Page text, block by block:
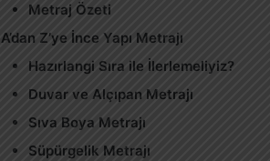
Metraj Özeti
A’dan Z’ye İnce Yapı Metrajı
Hazırlangi Sıra ile İlerlemeliyiz?
Duvar ve Alçıpan Metrajı
Sıva Boya Metrajı
Süpürgelik Metrajı